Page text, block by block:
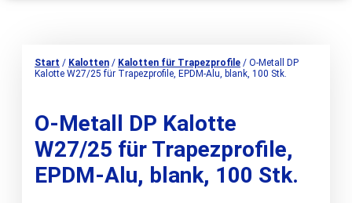
Start / Kalotten / Kalotten für Trapezprofile / O-Metall DP
Kalotte W27/25 für Trapezprofile, EPDM-Alu, blank, 100 Stk.
O-Metall DP Kalotte
W27/25 für Trapezprofile,
EPDM-Alu, blank, 100 Stk.